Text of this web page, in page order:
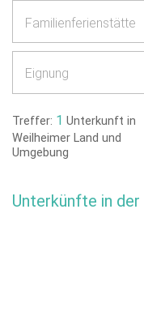
Familienferienstätte
Eignung
Treffer: 1 Unterkunft in
Weilheimer Land und
Umgebung
Unterkünfte in